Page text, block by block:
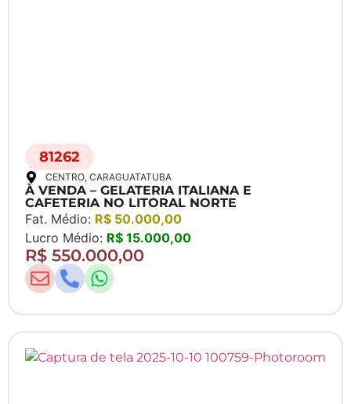
81262
CENTRO, CARAGUATATUBA
À VENDA – GELATERIA ITALIANA E
CAFETERIA NO LITORAL NORTE
Fat. Médio: R$ 50.000,00
Lucro Médio: R$ 15.000,00
R$ 550.000,00